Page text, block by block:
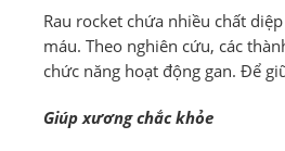
Rau rocket chứa nhiều chất
máu. Theo nghiên cứu, các
chức năng hoạt động gan. Để
Giúp xương chắc khỏe